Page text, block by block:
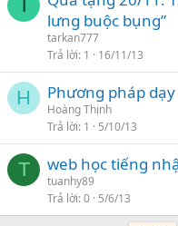
lưng buộc bụng”
tarkan777
Trả lời 1 16/11/13
H Phương pháp
Hoàng Thịnh
Trả lời 1 5/10/13
T web học tiếng
tuanhy89
Trả lời 0 5/6/13